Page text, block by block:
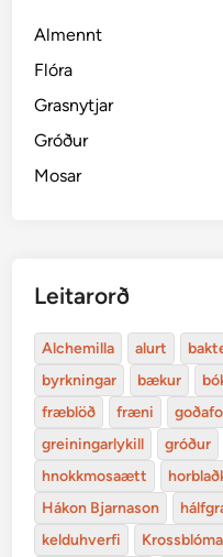
Almennt
Flóra
Grasnytjar
Gróður
Mosar
Leitarorð
Alchemilla alurt
byrkningar
bækur
fræblöð
fræni
greiningarlykill
gróður
hnokkmosaætt
Hákon Bjarnason
kelduhverfi